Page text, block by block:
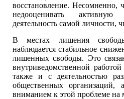
восстановление. Несомненно,
недооценивать
деятельность самой личности,
В местах лишения
наблюдается стабильное
лишенных свободы. Это
внутриведомственной
также и с деятельностью
общественных
вниманием к этой проблеме на